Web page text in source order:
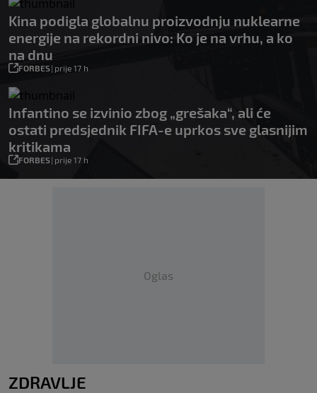
Kina podigla globalnu proizvodnju nuklearne
energije na rekordni nivo: Ko je na vrhu, a ko
na dnu
FORBES| prije 17 h
Infantino se izvinio zbog „grešaka“, ali će
ostati predsjednik FIFA-e uprkos sve glasnijim
kritikama
FORBES| prije 17 h
Oglas
ZDRAVLJE